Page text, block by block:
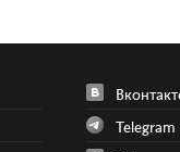
Telegram